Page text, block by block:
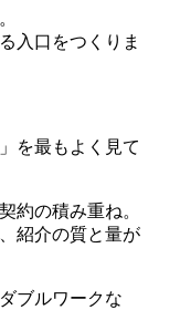
入口をつくりま
を最もよく見て
約の積み重ね。
紹介の質と量が
ブルワークな